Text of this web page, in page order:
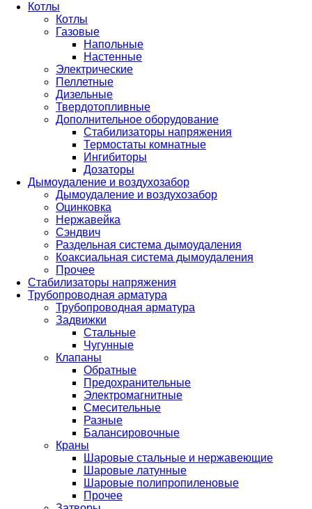
Котлы
Котлы
Газовые
Напольные
Настенные
Электрические
Пеллетные
Дизельные
Твердотопливные
Дополнительное оборудование
Стабилизаторы напряжения
Термостаты комнатные
Ингибиторы
Дозаторы
Дымоудаление и воздухозабор
Дымоудаление и воздухозабор
Оцинковка
Нержавейка
Сэндвич
Раздельная система дымоудаления
Коаксиальная система дымоудаления
Прочее
Стабилизаторы напряжения
Трубопроводная арматура
Трубопроводная арматура
Задвижки
Стальные
Чугунные
Клапаны
Обратные
Предохранительные
Электромагнитные
Смесительные
Разные
Балансировочные
Краны
Шаровые стальные и нержавеющие
Шаровые латунные
Шаровые полипропиленовые
Прочее